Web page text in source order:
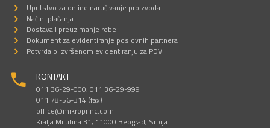
Uputstvo za online naručivanje proizvoda
Načini plaćanja
Dostava I preuzimanje robe
Dokument za evidentiranje poslovnih partnera
Potvrda o izvršenom evidentiranju za PDV
KONTAKT
011 36-29-000; 011 36-29-999
011 78-56-314 (fax)
office@mikroprinc.com
Kralja Milutina 31, 11000 Beograd, Srbija